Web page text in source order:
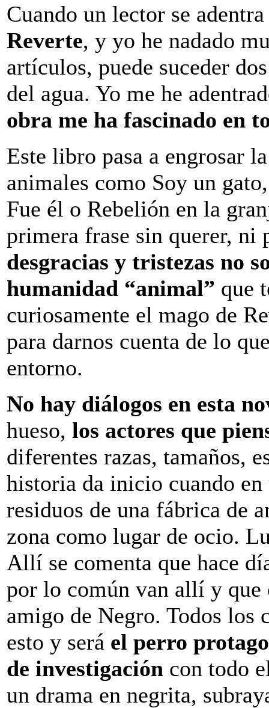
Cuando un lector se
Reverte, y yo he nadado
artículos, puede suceder
del agua. Yo me he
obra me ha fascinado en
Este libro pasa a engrosar
animales como Soy un
Fue él o Rebelión en la
primera frase sin querer, ni
desgracias y tristezas no
humanidad “animal” que
curiosamente el mago de
para darnos cuenta de lo
entorno.
No hay diálogos en esta
hueso, los actores que
diferentes razas, tamaños,
historia da inicio cuando en
residuos de una fábrica de
zona como lugar de ocio.
Allí se comenta que hace
por lo común van allí y que
amigo de Negro. Todos los
esto y será el perro
de investigación con todo
un drama en negrita,